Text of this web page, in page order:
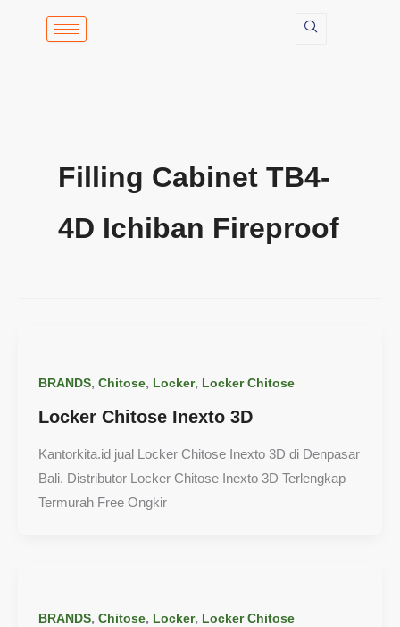
Filling Cabinet TB4-
4D Ichiban Fireproof
BRANDS, Chitose, Locker, Locker Chitose
Locker Chitose Inexto 3D
Kantorkita.id jual Locker Chitose Inexto 3D di Denpasar
Bali. Distributor Locker Chitose Inexto 3D Terlengkap
Termurah Free Ongkir
BRANDS, Chitose, Locker, Locker Chitose